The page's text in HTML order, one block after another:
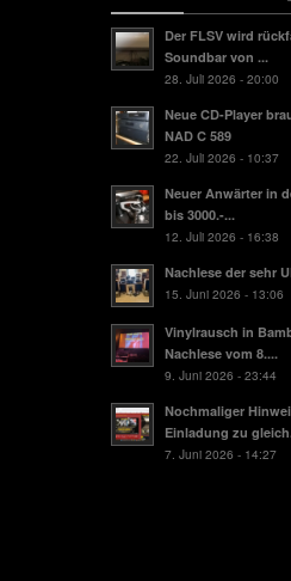
Der FLSV wird
Soundbar von ...
28. Juli 2026 - 20:00
Neue CD-Player
NAD C 589
22. Juli 2026 - 10:37
Neuer Anwärter in
bis 3000.-...
12. Juli 2026 - 16:38
Nachlese der sehr
15. Juni 2026 - 13:06
Vinylrausch in
Nachlese vom 8....
9. Juni 2026 - 23:44
Nochmaliger
Einladung zu
7. Juni 2026 - 14:27